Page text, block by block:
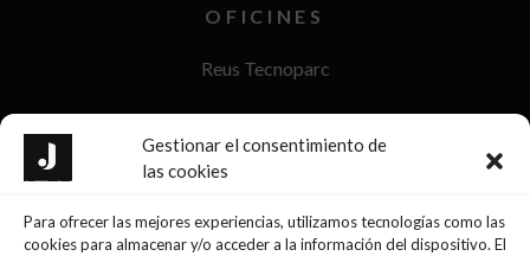
Gestionar el consentimiento de
las cookies
Para ofrecer las mejores experiencias, utilizamos tecnologías como las
cookies para almacenar y/o acceder a la información del dispositivo. El
OFICINES
Reus Tecnoparc
Reus Passeig Sunyer
La Selva del Camp
Móra d’Ebre